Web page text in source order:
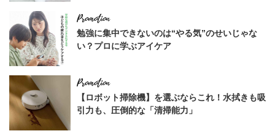
勉強に集中できないのは“やる気”のせいじゃな
い？プロに学ぶアイケア
【ロボット掃除機】を選ぶならこれ！水拭きも吸
引力も、圧倒的な「清掃能力」